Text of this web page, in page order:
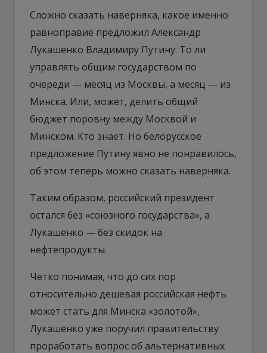
Сложно сказать наверняка, какое именно
равноправие предложил Александр
Лукашенко Владимиру Путину. То ли
управлять общим государством по
очереди — месяц из Москвы, а месяц — из
Минска. Или, может, делить общий
бюджет поровну между Москвой и
Минском. Кто знает. Но белорусское
предложение Путину явно не понравилось,
об этом теперь можно сказать наверняка.
Таким образом, российский президент
остался без «союзного государства», а
Лукашенко — без скидок на
нефтепродукты.
Четко понимая, что до сих пор
относительно дешевая российская нефть
может стать для Минска «золотой»,
Лукашенко уже поручил правительству
проработать вопрос об альтернативных